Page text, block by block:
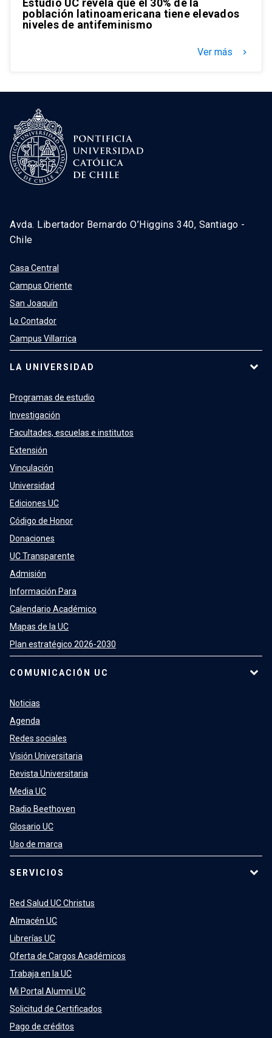
Estudio UC revela que el 30% de la
población latinoamericana tiene elevados
niveles de antifeminismo
Ver más keyboard_arrow_right
Avda. Libertador Bernardo O’Higgins 340, Santiago -
Chile
Casa Central
Campus Oriente
San Joaquín
Lo Contador
Campus Villarrica
LA UNIVERSIDAD
Programas de estudio
Investigación
Facultades, escuelas e institutos
Extensión
Vinculación
Universidad
Ediciones UC
Código de Honor
Donaciones
UC Transparente
Admisión
Información Para
Calendario Académico
Mapas de la UC
Plan estratégico 2026-2030
COMUNICACIÓN UC
Noticias
Agenda
Redes sociales
Visión Universitaria
Revista Universitaria
Media UC
Radio Beethoven
Glosario UC
Uso de marca
SERVICIOS
Red Salud UC Christus
Almacén UC
Librerías UC
Oferta de Cargos Académicos
Trabaja en la UC
Mi Portal Alumni UC
Solicitud de Certificados
Pago de créditos